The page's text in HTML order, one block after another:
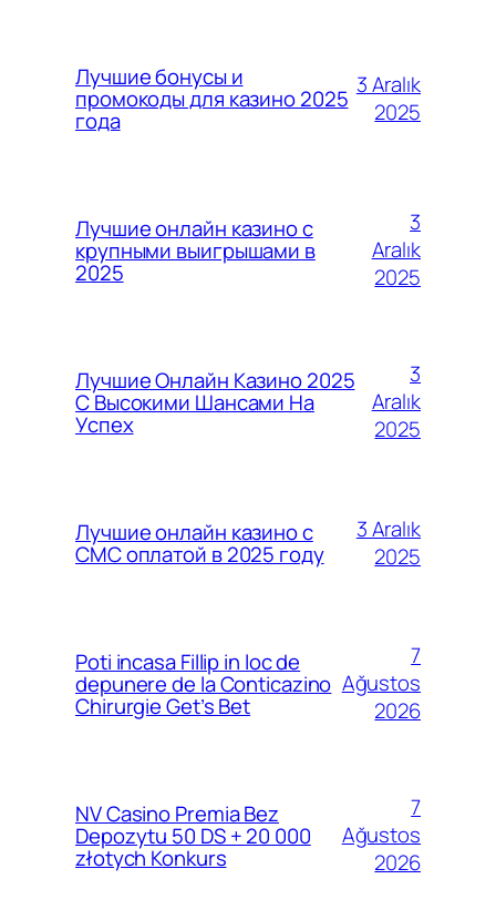
Лучшие бонусы и
промокоды для казино 2025
года
3 Aralık
2025
Лучшие онлайн казино с
крупными выигрышами в
2025
3
Aralık
2025
Лучшие Онлайн Казино 2025
С Высокими Шансами На
Успех
3
Aralık
2025
Лучшие онлайн казино с
СМС оплатой в 2025 году
3 Aralık
2025
Poti incasa Fillip in loc de
depunere de la Conticazino
Chirurgie Get’s Bet
7
Ağustos
2026
NV Casino Premia Bez
Depozytu 50 DS + 20 000
złotych Konkurs
7
Ağustos
2026